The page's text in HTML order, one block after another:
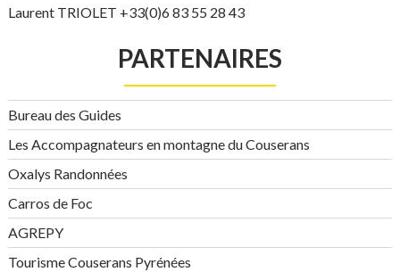
Laurent TRIOLET +33(0)6 83 55 28 43
PARTENAIRES
Bureau des Guides
Les Accompagnateurs en montagne du Couserans
Oxalys Randonnées
Carros de Foc
AGREPY
Tourisme Couserans Pyrénées